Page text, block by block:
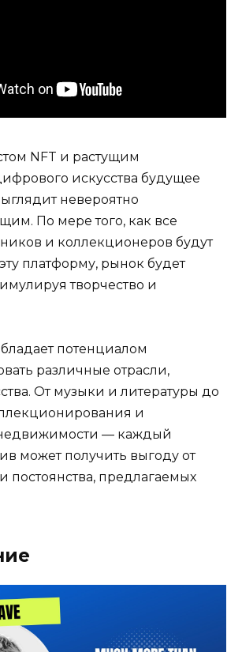
NFT и растущим
искусства будущее
невероятно
По мере того, как все
и коллекционеров будут
платформу, рынок будет
творчество и
потенциалом
различные отрасли,
От музыки и литературы до
и
— каждый
может получить выгоду от
постоянства, предлагаемых